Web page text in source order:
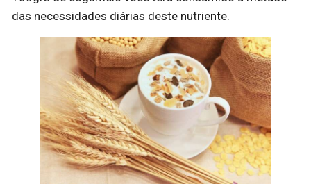
das necessidades diárias deste nutriente.